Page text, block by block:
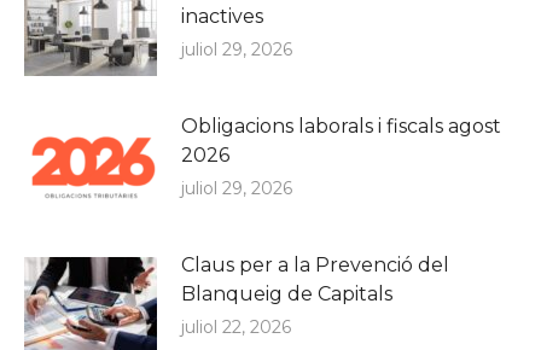
inactives
juliol 29, 2026
Obligacions laborals i fiscals agost
2026
juliol 29, 2026
Claus per a la Prevenció del
Blanqueig de Capitals
juliol 22, 2026